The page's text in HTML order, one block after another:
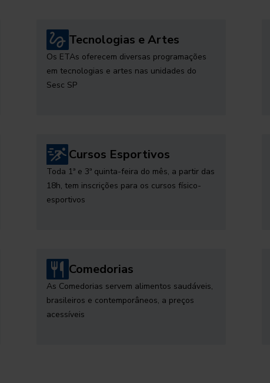
Tecnologias e Artes
Os ETAs oferecem diversas programações
em tecnologias e artes nas unidades do
Sesc SP
Cursos Esportivos
Toda 1ª e 3ª quinta-feira do mês, a partir das
18h, tem inscrições para os cursos físico-
esportivos
Comedorias
As Comedorias servem alimentos saudáveis,
brasileiros e contemporâneos, a preços
acessíveis